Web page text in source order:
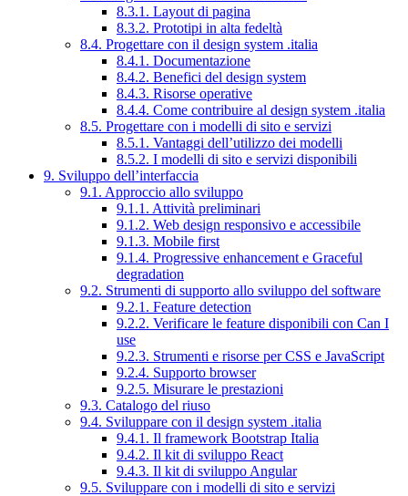
8.3.1. Layout di pagina
8.3.2. Prototipi in alta fedeltà
8.4. Progettare con il design system .italia
8.4.1. Documentazione
8.4.2. Benefici del design system
8.4.3. Risorse operative
8.4.4. Come contribuire al design system .italia
8.5. Progettare con i modelli di sito e servizi
8.5.1. Vantaggi dell’utilizzo dei modelli
8.5.2. I modelli di sito e servizi disponibili
9. Sviluppo dell’interfaccia
9.1. Approccio allo sviluppo
9.1.1. Attività preliminari
9.1.2. Web design responsivo e accessibile
9.1.3. Mobile first
9.1.4. Progressive enhancement e Graceful
degradation
9.2. Strumenti di supporto allo sviluppo del software
9.2.1. Feature detection
9.2.2. Verificare le feature disponibili con Can I
use
9.2.3. Strumenti e risorse per CSS e JavaScript
9.2.4. Supporto browser
9.2.5. Misurare le prestazioni
9.3. Catalogo del riuso
9.4. Sviluppare con il design system .italia
9.4.1. Il framework Bootstrap Italia
9.4.2. Il kit di sviluppo React
9.4.3. Il kit di sviluppo Angular
9.5. Sviluppare con i modelli di sito e servizi